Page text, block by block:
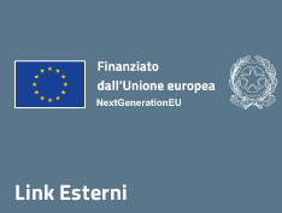
Link Esterni